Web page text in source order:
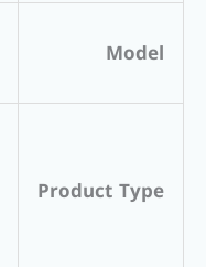
Model
Product Type